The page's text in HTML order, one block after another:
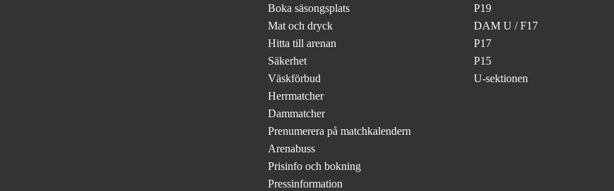
Boka säsongsplats
Mat och dryck
Hitta till arenan
Säkerhet
Väskförbud
Herrmatcher
Dammatcher
Prenumerera på matchkalendern
Arenabuss
Prisinfo och bokning
Pressinformation
P19
DAM U / F17
P17
P15
U-sektionen